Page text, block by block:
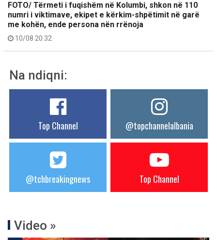
FOTO/ Tërmeti i fuqishëm në Kolumbi, shkon në 110
numri i viktimave, ekipet e kërkim-shpëtimit në garë
me kohën, ende persona nën rrënoja
10/08 20:32
Na ndiqni:
Top Channel @topchannelalbania
@tchbreakingnews Top Channel
Video »